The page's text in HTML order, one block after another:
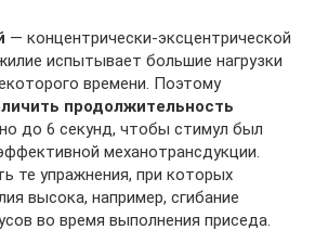
— концентрически-эксцентрической
испытывает большие нагрузки
времени. Поэтому
продолжительность
до 6 секунд, чтобы стимул был
механотрансдукции.
те упражнения, при которых
высока, например, сгибание
во время выполнения приседа.